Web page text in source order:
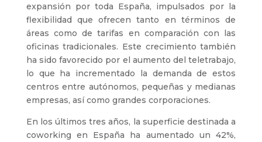
expansión por toda España, impulsados por la
flexibilidad que ofrecen tanto en términos de
áreas como de tarifas en comparación con las
oficinas tradicionales. Este crecimiento también
ha sido favorecido por el aumento del teletrabajo,
lo que ha incrementado la demanda de estos
centros entre autónomos, pequeñas y medianas
empresas, así como grandes corporaciones.
En los últimos tres años, la superficie destinada a
coworking en España ha aumentado un 42%,